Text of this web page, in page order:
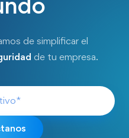
de simplificar el
de tu empresa.